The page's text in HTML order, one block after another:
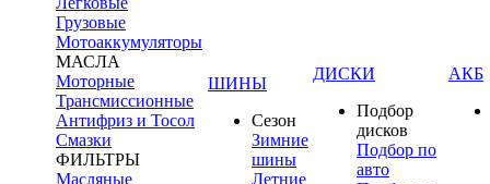
Грузовые
Мотоаккумуляторы
МАСЛА
Моторные
Трансмиссионные
Антифриз и Тосол
Смазки
ФИЛЬТРЫ
Масляные
ШИНЫ
Сезон
Зимние
шины
Летние
ДИСКИ
Подбор
дисков
Подбор по
авто
АКБ